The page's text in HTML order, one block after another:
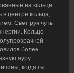
того что ушёл оттуда
настроение тут же
там охрана
только-только
грозного вида
готовы умереть лишь
на них. Но здесь был
на рынке или же
на кольце
центре кольца,
Свет рун чуть
Кольцо
более
ауру.
когда ты